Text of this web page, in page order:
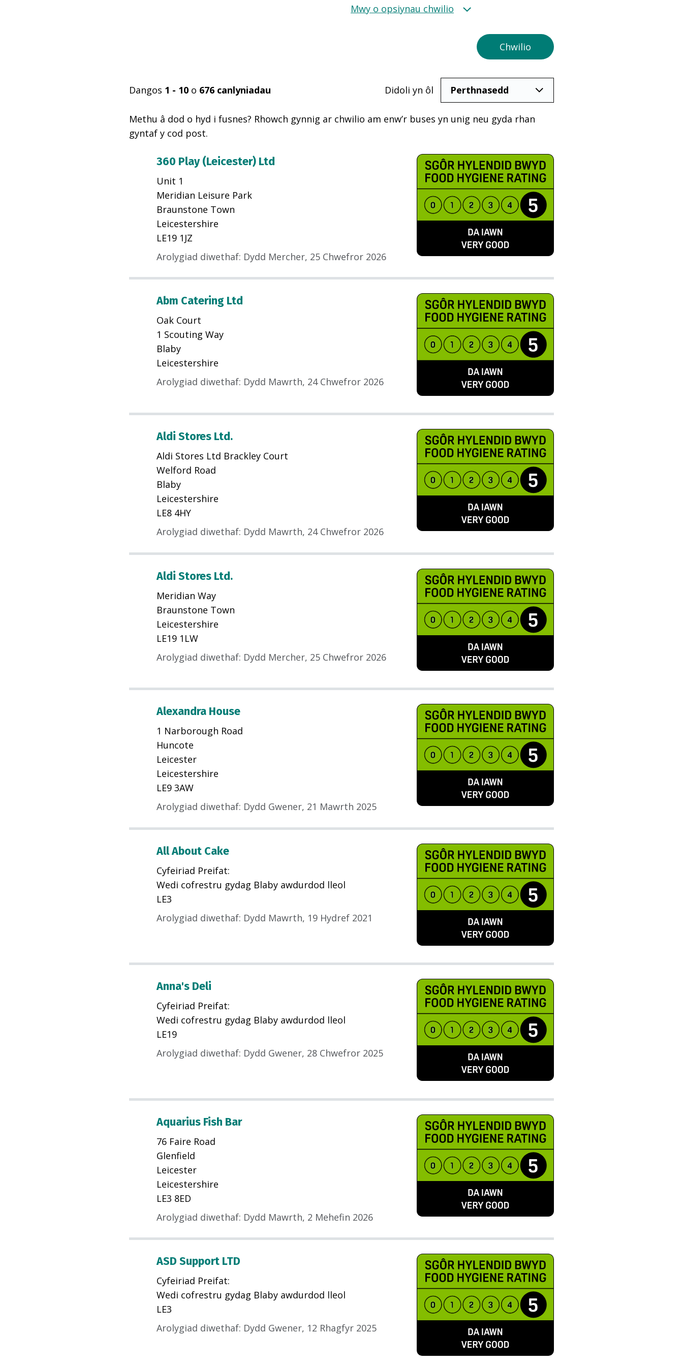
Mwy o opsiynau chwilio
Dangos 1 - 10 o 676 canlyniadau Didoli yn ôl
Methu â dod o hyd i fusnes? Rhowch gynnig ar chwilio am enw’r buses yn unig neu gyda rhan
gyntaf y cod post.
360 Play (Leicester) Ltd
Unit 1
Meridian Leisure Park
Braunstone Town
Leicestershire
LE19 1JZ
Arolygiad diwethaf: Dydd Mercher, 25 Chwefror 2026
Abm Catering Ltd
Oak Court
1 Scouting Way
Blaby
Leicestershire
Arolygiad diwethaf: Dydd Mawrth, 24 Chwefror 2026
Aldi Stores Ltd.
Aldi Stores Ltd Brackley Court
Welford Road
Blaby
Leicestershire
LE8 4HY
Arolygiad diwethaf: Dydd Mawrth, 24 Chwefror 2026
Aldi Stores Ltd.
Meridian Way
Braunstone Town
Leicestershire
LE19 1LW
Arolygiad diwethaf: Dydd Mercher, 25 Chwefror 2026
Alexandra House
1 Narborough Road
Huncote
Leicester
Leicestershire
LE9 3AW
Arolygiad diwethaf: Dydd Gwener, 21 Mawrth 2025
All About Cake
Cyfeiriad Preifat:
Wedi cofrestru gydag Blaby awdurdod lleol
LE3
Arolygiad diwethaf: Dydd Mawrth, 19 Hydref 2021
Anna's Deli
Cyfeiriad Preifat:
Wedi cofrestru gydag Blaby awdurdod lleol
LE19
Arolygiad diwethaf: Dydd Gwener, 28 Chwefror 2025
Aquarius Fish Bar
76 Faire Road
Glenfield
Leicester
Leicestershire
LE3 8ED
Arolygiad diwethaf: Dydd Mawrth, 2 Mehefin 2026
ASD Support LTD
Cyfeiriad Preifat:
Wedi cofrestru gydag Blaby awdurdod lleol
LE3
Arolygiad diwethaf: Dydd Gwener, 12 Rhagfyr 2025